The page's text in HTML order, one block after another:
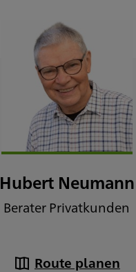
Hubert Neumann
Berater Privatkunden
Route planen